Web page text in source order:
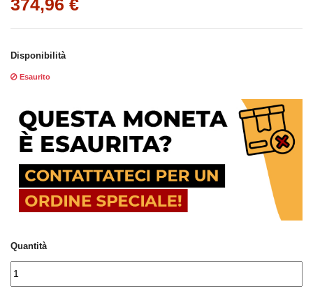
374,96 €
Disponibilità
Esaurito
Quantità